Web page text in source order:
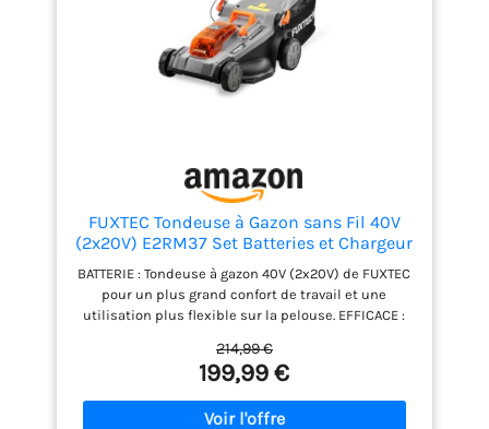
charbon traditionnels De type buggy , l’outil est
équipé de grandes roues qui préservent le gazon, et
dispose d’un système de réglage centralisé de la
hauteur de coupe à 5 positions, d’un guidon
repliable et réglable à 3 hauteurs qui se manœuvre
FUXTEC Tondeuse à Gazon sans Fil 40V
(2x20V) E2RM37 Set Batteries et Chargeur
- Largeur De Coupe 37cm, Hauteur De
Coupe Variable, Tondeuse à Gazon
Batterie, sans Fil
BATTERIE : Tondeuse à gazon 40V (2x20V) de FUXTEC
pour un plus grand confort de travail et une
utilisation plus flexible sur la pelouse. EFFICACE :
hauteur de coupe réglable de 25 à 75 mm. Convient
également pour les zones difficiles d'accès.
ERGONOMIQUE : Tondez votre pelouse tout en confort
pendant vos travaux de jardinage. Avec un bac de
214,99 €
199,99 €